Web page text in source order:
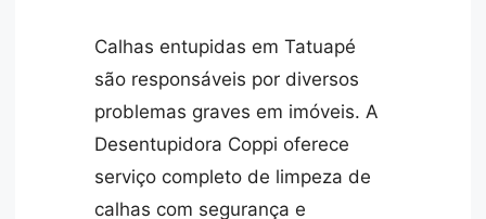
Calhas entupidas em Tatuapé
são responsáveis por diversos
problemas graves em imóveis. A
Desentupidora Coppi oferece
serviço completo de limpeza de
calhas com segurança e